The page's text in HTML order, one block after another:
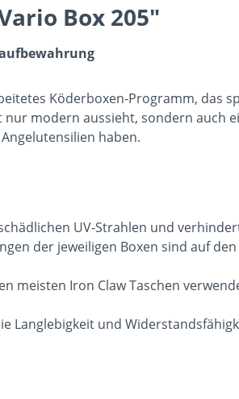
Box 205"
Köderboxen-Programm, das
modern aussieht, sondern auch
haben.
UV-Strahlen und
der jeweiligen Boxen sind auf
meisten Iron Claw Taschen
Langlebigkeit und